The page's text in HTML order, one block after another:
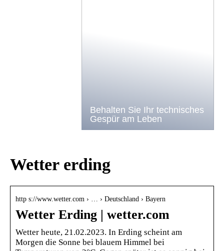
Behalten Sie Ihr technisches
Gespür am Leben
Wetter erding
http s://www.wetter.com › … › Deutschland › Bayern
Wetter Erding | wetter.com
Wetter heute, 21.02.2023. In Erding scheint am
Morgen die Sonne bei blauem Himmel bei